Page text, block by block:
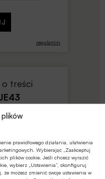
prawidłowego działania, ułatwienia
Wybierając „Zaakceptuj
plików cookie. Jeśli chcesz wyrazić
wybierz „Ustawienia”, skonfiguruj
że możesz zmienić swoje ustawienia w
regulamin
o treści
zł z VAT)